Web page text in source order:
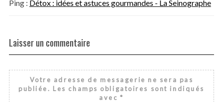
Ping : Détox : idées et astuces gourmandes - La Seinographe
Laisser un commentaire
Votre adresse de messagerie ne sera pas
publiée. Les champs obligatoires sont indiqués
avec*